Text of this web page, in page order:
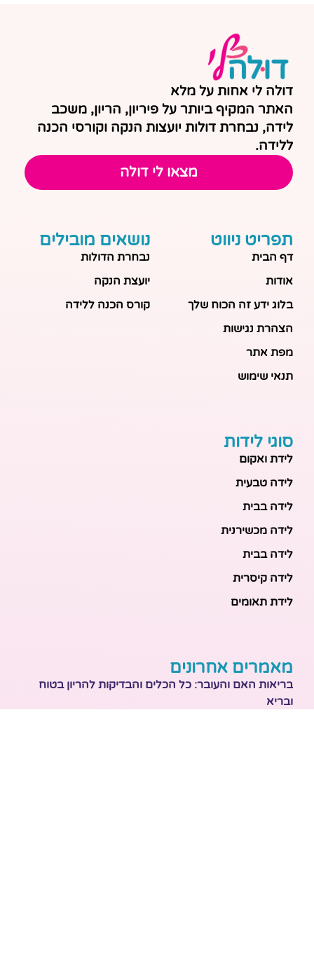
דולה לי אחות על מלא
האתר המקיף ביותר על פיריון, הריון, משכב
לידה, נבחרת דולות יועצות הנקה וקורסי הכנה
ללידה.
מצאו לי דולה
תפריט ניווט
דף הבית
אודות
בלוג ידע זה הכוח שלך
הצהרת נגישות
מפת אתר
תנאי שימוש
נושאים מובילים
נבחרת הדולות
יועצת הנקה
קורס הכנה ללידה
סוגי לידות
לידת ואקום
לידה טבעית
לידה בבית
לידה מכשירנית
לידה בבית
לידה קיסרית
לידת תאומים
מאמרים אחרונים
בריאות האם והעובר: כל הכלים והבדיקות להריון בטוח
ובריא